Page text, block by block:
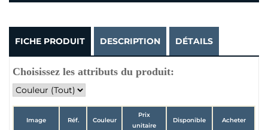
FICHE PRODUIT DESCRIPTION DÉTAILS
Choisissez les attributs du produit:
Image Réf. Couleur
Prix
unitaire
Disponible Acheter